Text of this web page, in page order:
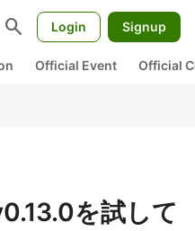
search Login Signup
Official Event Official
を試して